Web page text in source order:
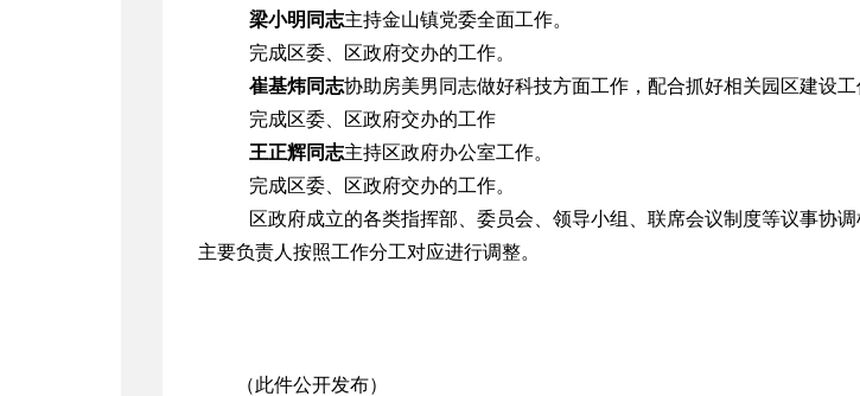
梁小明同志主持金山镇党委全面工作。
完成区委、区政府交办的工作。
崔基炜同志协助房美男同志做好科技方面工作，配合抓好相关园区建设工
完成区委、区政府交办的工作
王正辉同志主持区政府办公室工作。
完成区委、区政府交办的工作。
区政府成立的各类指挥部、委员会、领导小组、联席会议制度等议事协
主要负责人按照工作分工对应进行调整。
（此件公开发布）